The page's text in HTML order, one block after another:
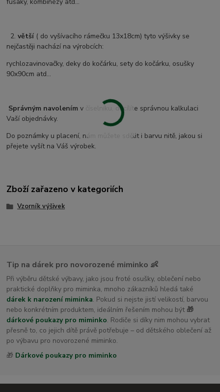
2.větší ( do vyšívacího rámečku 13x18cm) tyto výšivky se
nejčastěji nachází na výrobcích:
rychlozavinovačky, deky do kočárku, sety do kočárku, osušky
90x90cm atd...
Správným navolením v číselníku, docílíte správnou kalkulaci
Vaší objednávky.
Do poznámky u placení, nám můžete sdělit i barvu nitě, jakou si
přejete vyšít na Váš výrobek.
Zboží zařazeno v kategoriích
Vzorník výšivek
Tip na dárek pro novorozené miminko 👶
Při výběru dětské výbavy, jako jsou froté osušky, oblečení nebo
praktické doplňky pro miminka, mnoho zákazníků hledá také
dárek k narození miminka. Pokud si nejste jistí velikostí, barvou
nebo konkrétním produktem, ideálním řešením mohou být 🎁
dárkové poukazy pro miminko. Rodiče si díky nim mohou vybrat
přesně to, co jejich dítě právě potřebuje – od dětského oblečení až
po výbavu pro novorozené miminko.
🎁 Dárkové poukazy pro miminko